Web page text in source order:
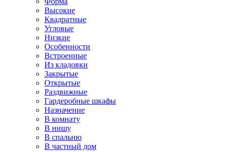
Высокие
Квадратные
Угловые
Низкие
Особенности
Встроенные
Из кладовки
Закрытые
Открытые
Раздвижные
Гардеробные шкафы
Назначение
В комнату
В нишу
В спальню
В частный дом